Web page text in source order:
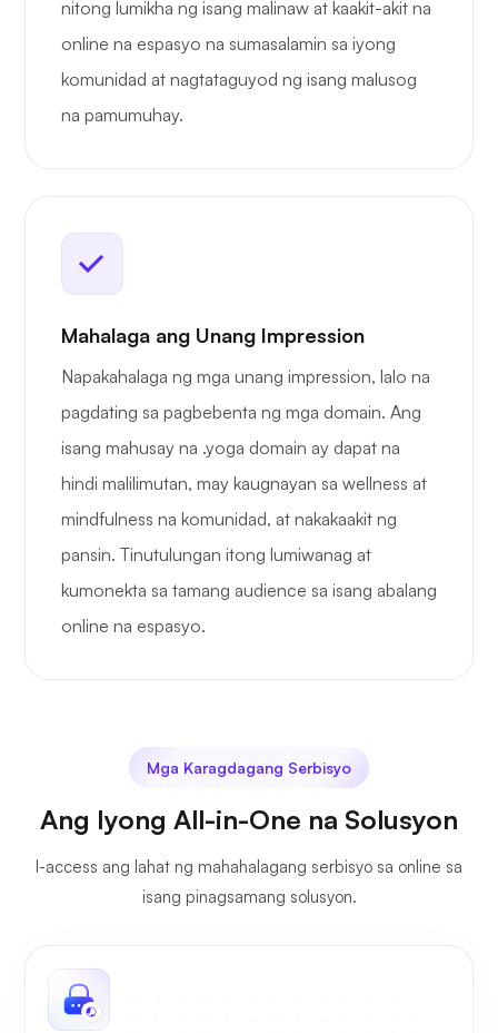
nitong lumikha ng isang malinaw at kaakit-akit na
online na espasyo na sumasalamin sa iyong
komunidad at nagtataguyod ng isang malusog
na pamumuhay.
Mahalaga ang Unang Impression
Napakahalaga ng mga unang impression, lalo na
pagdating sa pagbebenta ng mga domain. Ang
isang mahusay na .yoga domain ay dapat na
hindi malilimutan, may kaugnayan sa wellness at
mindfulness na komunidad, at nakakaakit ng
pansin. Tinutulungan itong lumiwanag at
kumonekta sa tamang audience sa isang abalang
online na espasyo.
Mga Karagdagang Serbisyo
Ang Iyong All-in-One na Solusyon
I-access ang lahat ng mahahalagang serbisyo sa online sa
isang pinagsamang solusyon.